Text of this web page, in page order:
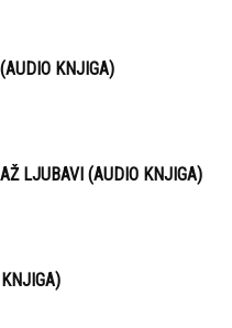
KNJIGA)
LJUBAVI (AUDIO KNJIGA)